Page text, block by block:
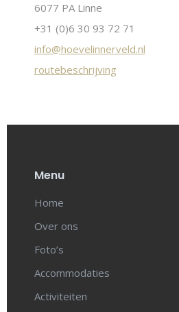
6077 PA Linne
+31 (0)6 30 93 72 71
info@hoevelinnerveld.nl
routebeschrijving
Menu
Home
Over ons
Foto’s
Accommodaties
Activiteiten